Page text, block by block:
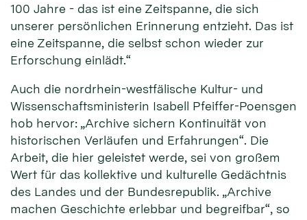
100 Jahre - das ist eine Zeitspanne, die sich
unserer persönlichen Erinnerung entzieht. Das ist
eine Zeitspanne, die selbst schon wieder zur
Erforschung einlädt.“
Auch die nordrhein-westfälische Kultur- und
Wissenschaftsministerin Isabell Pfeiffer-Poensgen
hob hervor: „Archive sichern Kontinuität von
historischen Verläufen und Erfahrungen“. Die
Arbeit, die hier geleistet werde, sei von großem
Wert für das kollektive und kulturelle Gedächtnis
des Landes und der Bundesrepublik. „Archive
machen Geschichte erlebbar und begreifbar“, so